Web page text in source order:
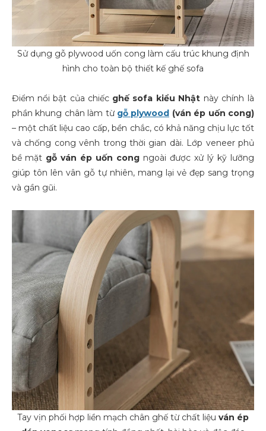
Sử dụng gỗ plywood uốn cong làm cấu trúc khung định
hình cho toàn bộ thiết kế ghế sofa
Điểm nổi bật của chiếc ghế sofa kiểu Nhật này chính là
phần khung chân làm từ gỗ plywood (ván ép uốn cong)
– một chất liệu cao cấp, bền chắc, có khả năng chịu lực tốt
và chống cong vênh trong thời gian dài. Lớp veneer phủ
bề mặt gỗ ván ép uốn cong ngoài được xử lý kỹ lưỡng
giúp tôn lên vân gỗ tự nhiên, mang lại vẻ đẹp sang trọng
và gần gũi.
Tay vịn phối hợp liền mạch chân ghế từ chất liệu ván ép